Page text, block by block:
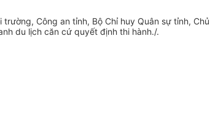
Công an tỉnh, Bộ Chỉ huy Quân sự tỉnh, Chủ
du lịch căn cứ quyết định thi hành./.